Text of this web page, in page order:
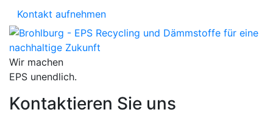
Kontakt aufnehmen
Wir machen
EPS unendlich.
Kontaktieren Sie uns